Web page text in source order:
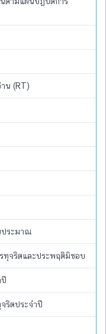
น (RT)
ประมาณ
ทุจริตและประพฤติมิชอบ
ริตประจำปี